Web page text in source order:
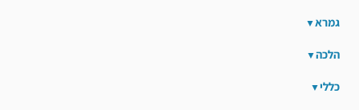
גמרא
הלכה
כללי